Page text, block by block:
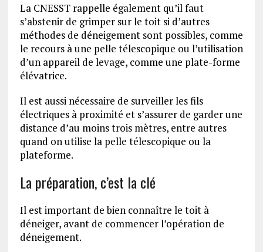
La CNESST rappelle également qu’il faut
s’abstenir de grimper sur le toit si d’autres
méthodes de déneigement sont possibles, comme
le recours à une pelle télescopique ou l’utilisation
d’un appareil de levage, comme une plate-forme
élévatrice.
Il est aussi nécessaire de surveiller les fils
électriques à proximité et s’assurer de garder une
distance d’au moins trois mètres, entre autres
quand on utilise la pelle télescopique ou la
plateforme.
La préparation, c’est la clé
Il est important de bien connaître le toit à
déneiger, avant de commencer l’opération de
déneigement.